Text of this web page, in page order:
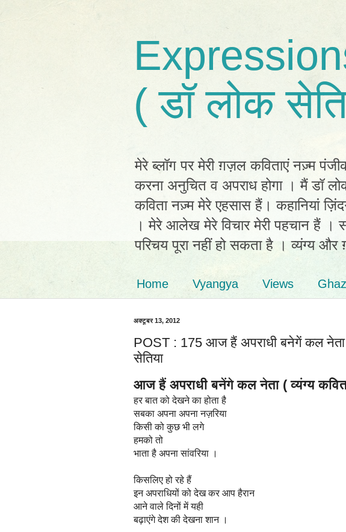
( डॉ लोक
मेरे ब्लॉग पर मेरी ग़ज़ल कविताएं नज़्म
करना अनुचित व अपराध होगा । मैं डॉ
कविता नज़्म मेरे एहसास हैं। कहानियां
। मेरे आलेख मेरे विचार मेरी पहचान हैं ।
परिचय पूरा नहीं हो सकता है । व्यंग्य और
Home Vyangya Views
अक्टूबर 13, 2012
POST : 175 आज हैं अपराधी बनेगें कल नेता
सेतिया
आज हैं अपराधी बनेंगे कल नेता ( व्यंग्य
हर बात को देखने का होता है
सबका अपना अपना नज़रिया
किसी को कुछ भी लगे
हमको तो
भाता है अपना सांवरिया ।
किसलिए हो रहे हैं
इन अपराधियों को देख कर आप हैरान
आने वाले दिनों में यही
बढ़ाएंगे देश की देखना शान ।